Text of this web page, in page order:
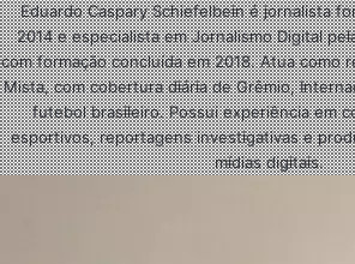
Eduardo Caspary Schiefelbein é jornalista
2014 e especialista em Jornalismo Digital
com formação concluída em 2018. Atua como
Mista, com cobertura diária de Grêmio,
futebol brasileiro. Possui experiência em
esportivos, reportagens investigativas e
mídias digitais.